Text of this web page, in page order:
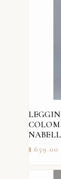
Precio
$ 659.00